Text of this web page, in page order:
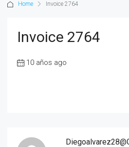
Home Invoice 2764
Invoice 2764
10 años ago